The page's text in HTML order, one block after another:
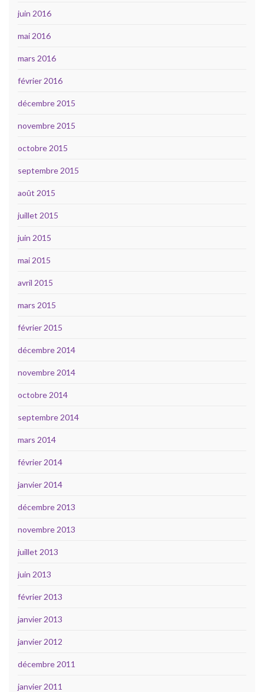
juin 2016
mai 2016
mars 2016
février 2016
décembre 2015
novembre 2015
octobre 2015
septembre 2015
août 2015
juillet 2015
juin 2015
mai 2015
avril 2015
mars 2015
février 2015
décembre 2014
novembre 2014
octobre 2014
septembre 2014
mars 2014
février 2014
janvier 2014
décembre 2013
novembre 2013
juillet 2013
juin 2013
février 2013
janvier 2013
janvier 2012
décembre 2011
janvier 2011